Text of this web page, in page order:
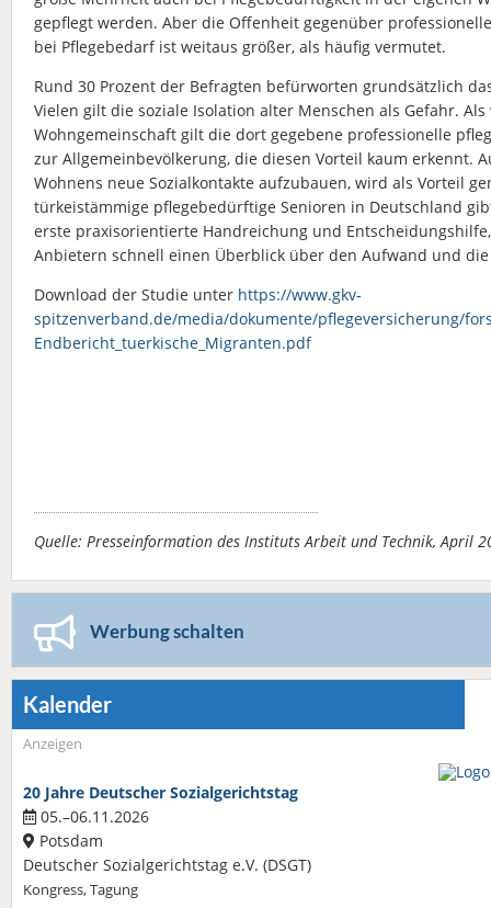
gepflegt werden. Aber die Offenheit gegenüber
bei Pflegebedarf ist weitaus größer, als häufig vermutet.
Rund 30 Prozent der Befragten befürworten grundsätzlich
Vielen gilt die soziale Isolation alter Menschen als Gefahr.
Wohngemeinschaft gilt die dort gegebene professionelle
zur Allgemeinbevölkerung, die diesen Vorteil kaum erkennt.
Wohnens neue Sozialkontakte aufzubauen, wird als Vorteil
türkeistämmige pflegebedürftige Senioren in Deutschland
erste praxisorientierte Handreichung und
Anbietern schnell einen Überblick über den Aufwand und
Download der Studie unter https://www.gkv-
spitzenverband.de/media/dokumente/pflegeversicherung/
Endbericht_tuerkische_Migranten.pdf
Quelle: Presseinformation des Instituts Arbeit und Technik, April
Werbung schalten
Kalender
Anzeigen
20 Jahre Deutscher Sozialgerichtstag
05.–06.11.2026
Potsdam
Deutscher Sozialgerichtstag e.V. (DSGT)
Kongress, Tagung